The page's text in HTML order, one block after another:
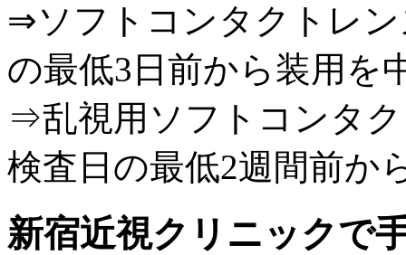
⇒ソフトコンタクトレ
の最低3日前から装用を
⇒乱視用ソフトコンタ
検査日の最低2週間前か
新宿近視クリニックで